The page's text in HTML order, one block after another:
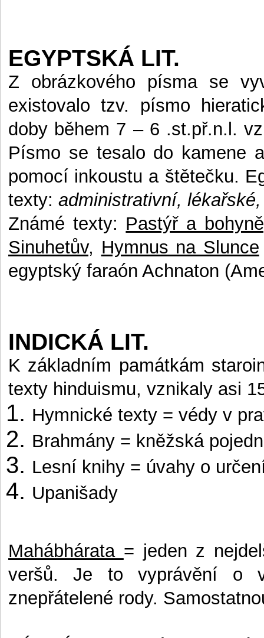
EGYPTSKÁ LIT.
Z obrázkového písma se
existovalo tzv. písmo
doby během 7 – 6 .st.př.n.l.
Písmo se tesalo do kamene
pomocí inkoustu a štětečku.
texty: administrativní,
Známé texty: Pastýř a
Sinuhetův, Hymnus na Slunce
egyptský faraón Achnaton
INDICKÁ LIT.
K základním památkám
texty hinduismu, vznikaly asi
Hymnické texty = védy v
Brahmány = kněžská
Lesní knihy = úvahy o
Upanišady
Mahábhárata = jeden z
veršů. Je to vyprávění o
znepřátelené rody.